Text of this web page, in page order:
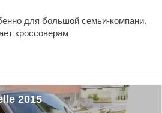
для большой семьи-компани.
кроссоверам
2015